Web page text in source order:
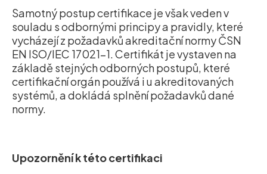
Samotný postup certifikace je však veden v
souladu s odbornými principy a pravidly, které
vycházejí z požadavků akreditační normy ČSN
EN ISO/IEC 17021-1. Certifikát je vystaven na
základě stejných odborných postupů, které
certifikační orgán používá i u akreditovaných
systémů, a dokládá splnění požadavků dané
normy.
Upozornění k této certifikaci